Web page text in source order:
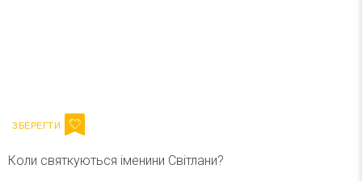
Коли святкуються іменини Світлани?